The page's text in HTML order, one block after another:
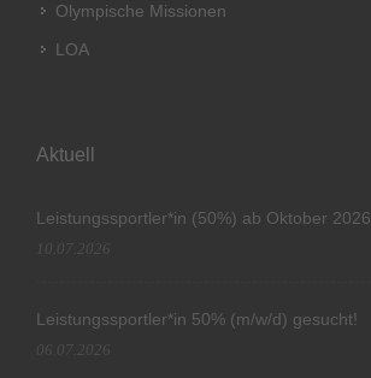
Olympische Missionen
LOA
Aktuell
Leistungssportler*in (50%) ab Oktober 2026
10.07.2026
Leistungssportler*in 50% (m/w/d) gesucht!
06.07.2026